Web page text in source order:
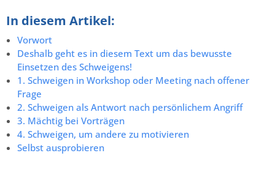
In diesem Artikel:
Vorwort
Deshalb geht es in diesem Text um das bewusste
Einsetzen des Schweigens!
1. Schweigen in Workshop oder Meeting nach offener
Frage
2. Schweigen als Antwort nach persönlichem Angriff
3. Mächtig bei Vorträgen
4. Schweigen, um andere zu motivieren
Selbst ausprobieren